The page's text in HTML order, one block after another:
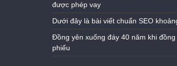
được phép vay
Dưới đây là bài viết chuẩn SEO
Đồng yên xuống đáy 40 năm khi
phiếu